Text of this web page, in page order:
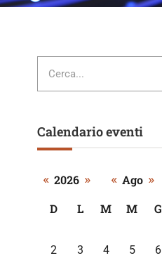
per:
Calendario eventi
of
« 2026 » « Ago »
D L M M G
2
3 4 5 6